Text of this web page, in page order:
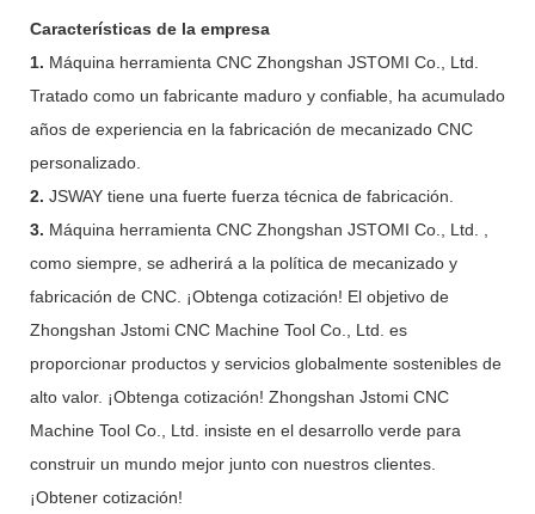
Características de la empresa
1. Máquina herramienta CNC Zhongshan JSTOMI Co., Ltd.
Tratado como un fabricante maduro y confiable, ha acumulado
años de experiencia en la fabricación de mecanizado CNC
personalizado.
2. JSWAY tiene una fuerte fuerza técnica de fabricación.
3. Máquina herramienta CNC Zhongshan JSTOMI Co., Ltd. ,
como siempre, se adherirá a la política de mecanizado y
fabricación de CNC. ¡Obtenga cotización! El objetivo de
Zhongshan Jstomi CNC Machine Tool Co., Ltd. es
proporcionar productos y servicios globalmente sostenibles de
alto valor. ¡Obtenga cotización! Zhongshan Jstomi CNC
Machine Tool Co., Ltd. insiste en el desarrollo verde para
construir un mundo mejor junto con nuestros clientes.
¡Obtener cotización!